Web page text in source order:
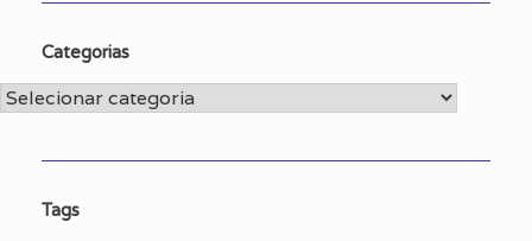
Categorias
Categorias
Tags